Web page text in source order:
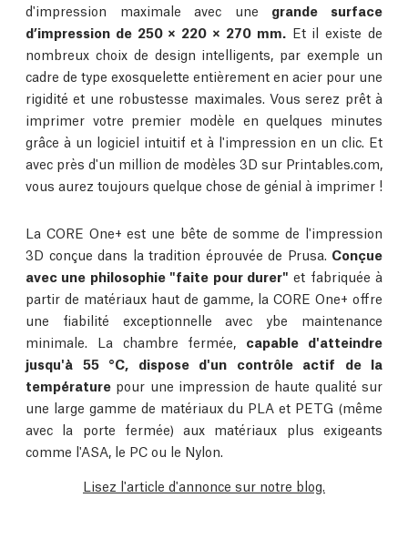
d'impression maximale avec une grande surface
d’impression de 250 × 220 × 270 mm.Et il existe de
nombreux choix de design intelligents, par exemple un
cadre de type exosquelette entièrement en acier pour une
rigidité et une robustesse maximales. Vous serez prêt à
imprimer votre premier modèle en quelques minutes
grâce à un logiciel intuitif et à l'impression en un clic. Et
avec près d'un million de modèles 3D sur Printables.com,
vous aurez toujours quelque chose de génial à imprimer !
La CORE One+ est une bête de somme de l'impression
3D conçue dans la tradition éprouvée de Prusa. Conçue
avec une philosophie "faite pour durer" et fabriquée à
partir de matériaux haut de gamme, la CORE One+ offre
une fiabilité exceptionnelle avec ybe maintenance
minimale. La chambre fermée, capable d'atteindre
jusqu'à 55 °C, dispose d'un contrôle actif de la
température pour une impression de haute qualité sur
une large gamme de matériaux du PLA et PETG (même
avec la porte fermée) aux matériaux plus exigeants
comme l'ASA, le PC ou le Nylon.
Lisez l'article d'annonce sur notre blog.